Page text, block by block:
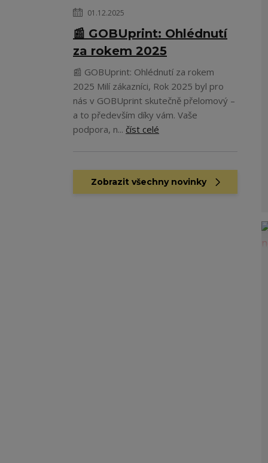
01.12.2025
📰 GOBUprint: Ohlédnutí
za rokem 2025
📰 GOBUprint: Ohlédnutí za rokem
2025 Milí zákazníci, Rok 2025 byl pro
nás v GOBUprint skutečně přelomový –
a to především díky vám. Vaše
podpora, n... číst celé
Zobrazit všechny novinky